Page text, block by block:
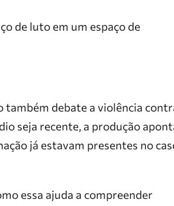
de luto em um espaço de
também debate a violência
seja recente, a produção
já estavam presentes no
essa ajuda a compreender